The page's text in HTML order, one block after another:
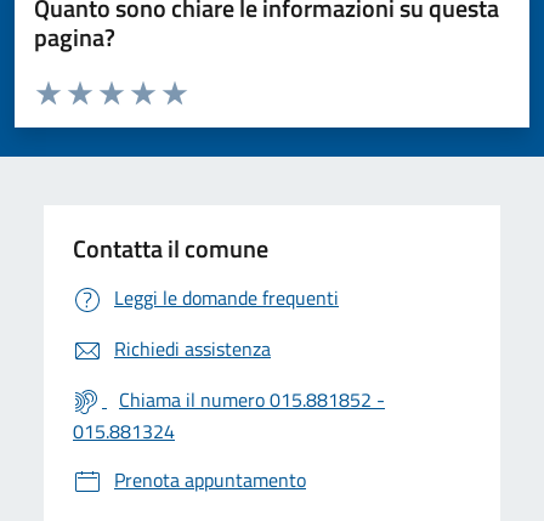
Quanto sono chiare le informazioni su questa
pagina?
Valuta da 1 a 5 stelle la pagina
Valuta 5 stelle su 5
Valuta 4 stelle su 5
Valuta 3 stelle su 5
Valuta 2 stelle su 5
Valuta 1 stelle su 5
Contatta il comune
Leggi le domande frequenti
Richiedi assistenza
Chiama il numero 015.881852 -
015.881324
Prenota appuntamento